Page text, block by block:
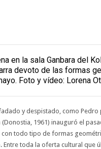
en la sala Ganbara del
devoto de las formas
Foto y vídeo: Lorena
y despistado, como Pedro
1961) inauguró el
todo tipo de formas
. Entre toda la oferta cultural que